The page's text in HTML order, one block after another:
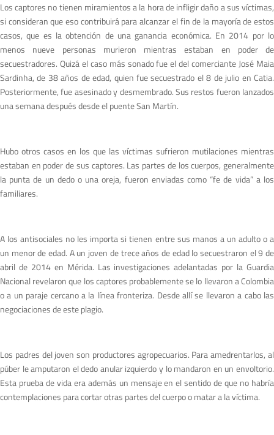
Los captores no tienen miramientos a la hora de infligir daño a sus víctimas,
si consideran que eso contribuirá para alcanzar el fin de la mayoría de estos
casos, que es la obtención de una ganancia económica. En 2014 por lo
menos nueve personas murieron mientras estaban en poder de
secuestradores. Quizá el caso más sonado fue el del comerciante José Maia
Sardinha, de 38 años de edad, quien fue secuestrado el 8 de julio en Catia.
Posteriormente, fue asesinado y desmembrado. Sus restos fueron lanzados
una semana después desde el puente San Martín.
Hubo otros casos en los que las víctimas sufrieron mutilaciones mientras
estaban en poder de sus captores. Las partes de los cuerpos, generalmente
la punta de un dedo o una oreja, fueron enviadas como “fe de vida” a los
familiares.
A los antisociales no les importa si tienen entre sus manos a un adulto o a
un menor de edad. A un joven de trece años de edad lo secuestraron el 9 de
abril de 2014 en Mérida. Las investigaciones adelantadas por la Guardia
Nacional revelaron que los captores probablemente se lo llevaron a Colombia
o a un paraje cercano a la línea fronteriza. Desde allí se llevaron a cabo las
negociaciones de este plagio.
Los padres del joven son productores agropecuarios. Para amedrentarlos, al
púber le amputaron el dedo anular izquierdo y lo mandaron en un envoltorio.
Esta prueba de vida era además un mensaje en el sentido de que no habría
contemplaciones para cortar otras partes del cuerpo o matar a la víctima.